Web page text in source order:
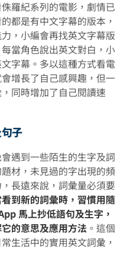
羅紀系列的電影，劇情已
都是有中文字幕的版本，
，小編會再找英文字幕版
當角色說出英文對白，小
字幕。多以這種方式看電
增長了自己感興趣，但一
同時增加了自己閱讀速
子
遇到一些陌生的生字及詞
材，未見過的字出現的頻
長遠來說，詞彙量必須要
到新的詞彙時，習慣用隨
馬上抄低語句及生字，
的意思及應用方法 。這個
生活中的實用英文詞彙，